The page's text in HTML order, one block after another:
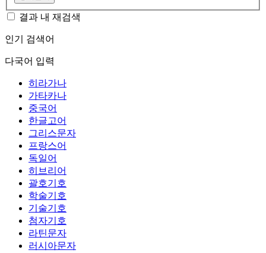
결과 내 재검색
인기 검색어
다국어 입력
히라가나
가타카나
중국어
한글고어
그리스문자
프랑스어
독일어
히브리어
괄호기호
학술기호
기술기호
첨자기호
라틴문자
러시아문자